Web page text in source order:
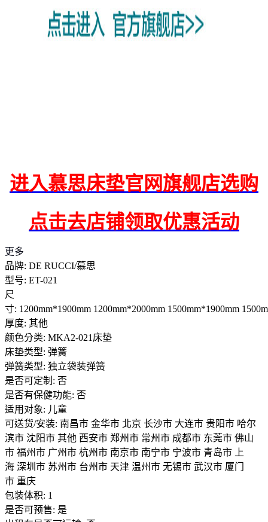
进入慕思床垫官网旗舰店选购
点击去店铺领取优惠活动
更多
品牌: DE RUCCI/慕思
型号: ET-021
尺
寸: 1200mm*1900mm 1200mm*2000mm 1500mm*1900mm
厚度: 其他
颜色分类: MKA2-021床垫
床垫类型: 弹簧
弹簧类型: 独立袋装弹簧
是否可定制: 否
是否有保健功能: 否
适用对象: 儿童
可送货/安装: 南昌市 金华市 北京 长沙市 大连市 贵阳市 哈尔
滨市 沈阳市 其他 西安市 郑州市 常州市 成都市 东莞市 佛山
市 福州市 广州市 杭州市 南京市 南宁市 宁波市 青岛市 上
海 深圳市 苏州市 台州市 天津 温州市 无锡市 武汉市 厦门
市 重庆
包装体积: 1
是否可预售: 是